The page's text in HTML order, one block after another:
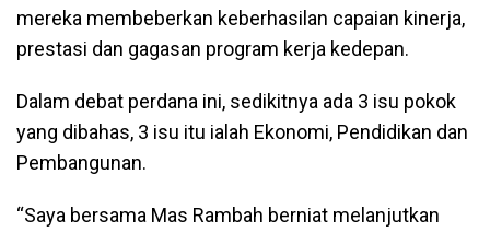
mereka membeberkan keberhasilan capaian kinerja,
prestasi dan gagasan program kerja kedepan.
Dalam debat perdana ini, sedikitnya ada 3 isu pokok
yang dibahas, 3 isu itu ialah Ekonomi, Pendidikan dan
Pembangunan.
“Saya bersama Mas Rambah berniat melanjutkan